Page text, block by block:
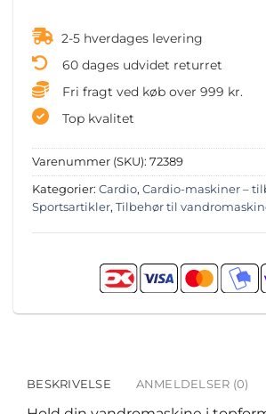
2-5 hverdages levering
60 dages udvidet returret
Fri fragt ved køb over 999 kr.
Top kvalitet
Varenummer (SKU): 72389
Kategorier: Cardio, Cardio-maskiner –
Sportsartikler, Tilbehør til
BESKRIVELSE ANMELDELSER (0)